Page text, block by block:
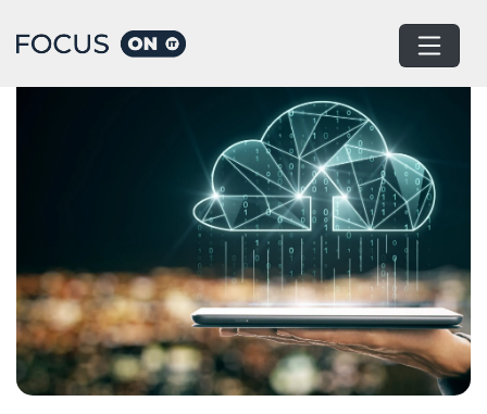
Home Cloud Computing